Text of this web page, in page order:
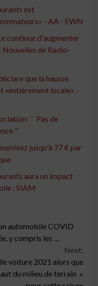
est
- AA - EWN
continue d'augmenter
Nouvelles de Radio-
que la hausse
«entièrement locale» -
`` Pas de
''
jusqu'à 77 € par
aura un impact
: SIAM
automobile COVID
y compris les …
Next:
voiture 2021 alors que
du milieu de terrain »